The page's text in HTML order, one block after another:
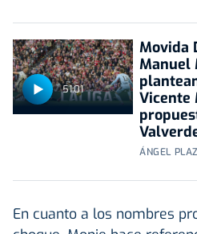
51:01
Movida
Manuel
Vicente
ÁNGEL
En cuanto a los nombres